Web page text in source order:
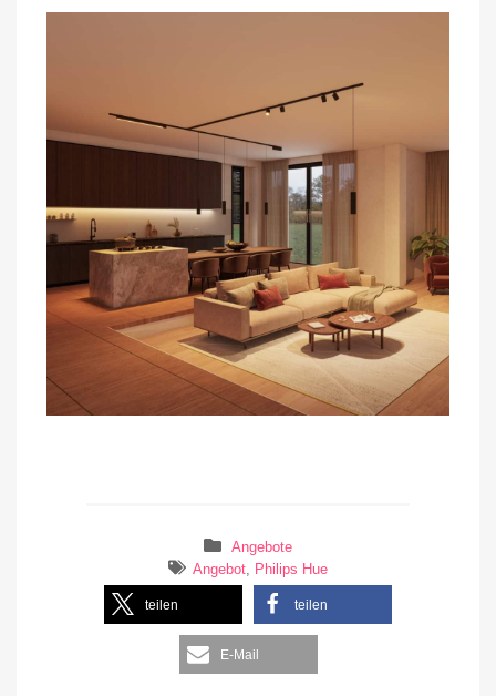
Angebote
Angebot, Philips Hue
teilen teilen
E-Mail